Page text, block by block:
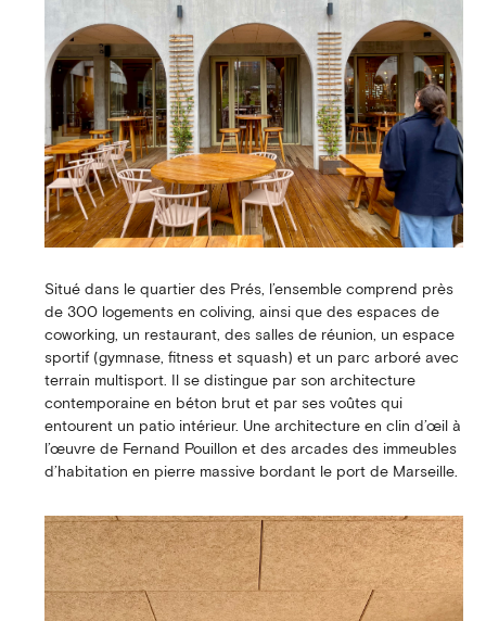
Situé dans le quartier des Prés, l’ensemble comprend près
de 300 logements en coliving, ainsi que des espaces de
coworking, un restaurant, des salles de réunion, un espace
sportif (gymnase, fitness et squash) et un parc arboré avec
terrain multisport. Il se distingue par son architecture
contemporaine en béton brut et par ses voûtes qui
entourent un patio intérieur. Une architecture en clin d’œil à
l’œuvre de Fernand Pouillon et des arcades des immeubles
d’habitation en pierre massive bordant le port de Marseille.